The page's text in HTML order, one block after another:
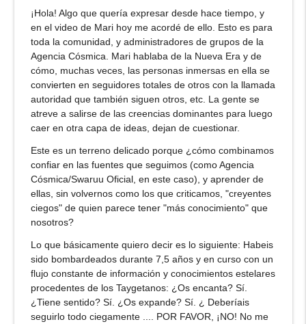
¡Hola! Algo que quería expresar desde hace tiempo, y
en el video de Mari hoy me acordé de ello. Esto es para
toda la comunidad, y administradores de grupos de la
Agencia Cósmica. Mari hablaba de la Nueva Era y de
cómo, muchas veces, las personas inmersas en ella se
convierten en seguidores totales de otros con la llamada
autoridad que también siguen otros, etc. La gente se
atreve a salirse de las creencias dominantes para luego
caer en otra capa de ideas, dejan de cuestionar.
Este es un terreno delicado porque ¿cómo combinamos
confiar en las fuentes que seguimos (como Agencia
Cósmica/Swaruu Oficial, en este caso), y aprender de
ellas, sin volvernos como los que criticamos, "creyentes
ciegos" de quien parece tener "más conocimiento" que
nosotros?
Lo que básicamente quiero decir es lo siguiente: Habeis
sido bombardeados durante 7,5 años y en curso con un
flujo constante de información y conocimientos estelares
procedentes de los Taygetanos: ¿Os encanta? Sí.
¿Tiene sentido? Sí. ¿Os expande? Sí. ¿ Deberíais
seguirlo todo ciegamente .... POR FAVOR, ¡NO! No me